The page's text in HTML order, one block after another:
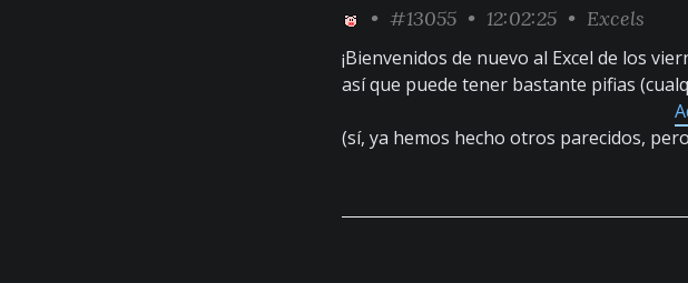
• #13055 • 12:02:25 • Excels
¡Bienvenidos de nuevo al Excel de los
así que puede tener bastante pifias
(sí, ya hemos hecho otros parecidos,